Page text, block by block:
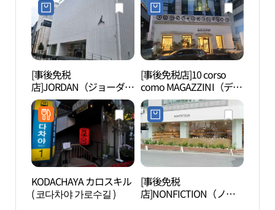
[事後免税
店]JORDAN（ジョーダ
ン）・ソウル(조던 서울)
[事後免税店]10 corso
como MAGAZZINI（ディ
エチコルソコモ・マガチ
ニ）・カロスギル店(10
꼬르소꼬모 마가찌니 가
로수길점)
KODACHAYA カロスキル
( 코다차야 가로수길 )
[事後免税
店]NONFICTION（ノン